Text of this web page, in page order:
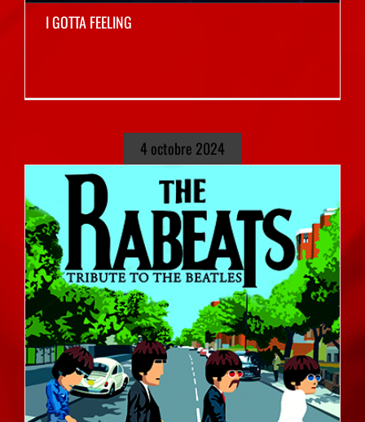
I GOTTA FEELING
4 octobre 2024